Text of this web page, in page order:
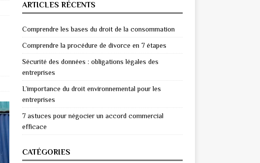
ARTICLES RÉCENTS
Comprendre les bases du droit de la consommation
Comprendre la procédure de divorce en 7 étapes
Sécurité des données : obligations légales des
entreprises
L’importance du droit environnemental pour les
entreprises
7 astuces pour négocier un accord commercial
efficace
CATÉGORIES